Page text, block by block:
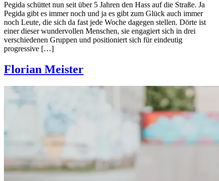
Pegida schüttet nun seit über 5 Jahren den Hass auf die Straße. Ja
Pegida gibt es immer noch und ja es gibt zum Glück auch immer
noch Leute, die sich da fast jede Woche dagegen stellen. Dörte ist
einer dieser wundervollen Menschen, sie engagiert sich in drei
verschiedenen Gruppen und positioniert sich für eindeutig
progressive […]
Florian Meister